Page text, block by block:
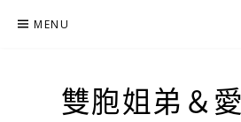
MENU
雙胞姐弟＆